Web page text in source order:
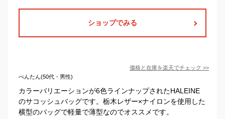
ショップでみる
価格と在庫を楽天でチェック >>
べんたん(50代・男性)
カラーバリエーションが6色ラインナップされたHALEINE
のサコッシュバッグです。栃木レザー×ナイロンを使用した
横型のバッグで軽量で薄型なのでオススメです。